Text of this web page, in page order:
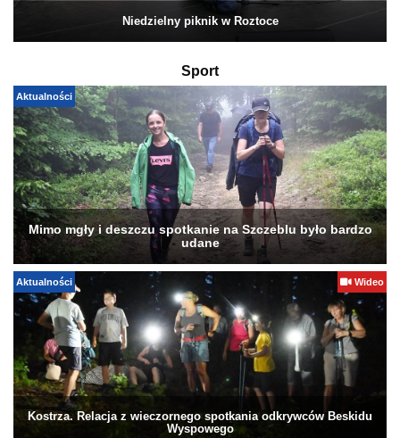
Niedzielny piknik w Roztoce
Sport
Aktualności
Mimo mgły i deszczu spotkanie na Szczeblu było bardzo
udane
Aktualności Wideo
Kostrza. Relacja z wieczornego spotkania odkrywców Beskidu
Wyspowego